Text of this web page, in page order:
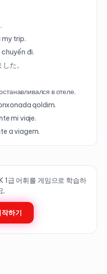
my trip.
đi.
た。
в отеле.
qoldim.
mi viaje.
a viagem.
1급 어휘를 게임으로 학습하
.
하기